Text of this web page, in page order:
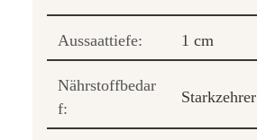
Aussaattiefe: 1 cm
Nährstoffbedar
f:
Starkzehrer